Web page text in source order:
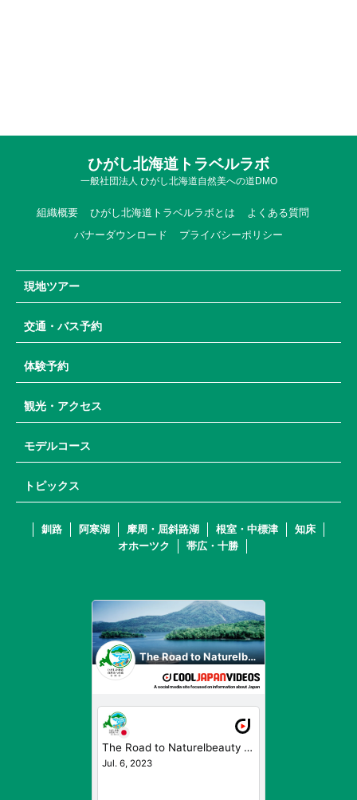
ひがし北海道トラベルラボ
一般社団法人 ひがし北海道自然美への道DMO
組織概要 ひがし北海道トラベルラボとは
よくある質問
バナーダウンロード
プライバシーポリシー
現地ツアー
交通・バス予約
体験予約
観光・アクセス
モデルコース
トピックス
釧路 阿寒湖 摩周・屈斜路湖 根室・中標津
知床
オホーツク
帯広・十勝